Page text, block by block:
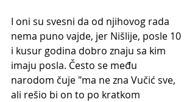
I oni su svesni da od njihovog rada
nema puno vajde, jer Nišlije, posle 10
i kusur godina dobro znaju sa kim
imaju posla. Često se među
narodom čuje "ma ne zna Vučić sve,
ali rešio bi on to po kratkom